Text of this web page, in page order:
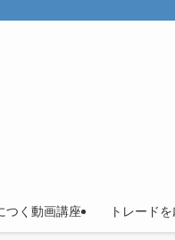
つく動画講座 トレード